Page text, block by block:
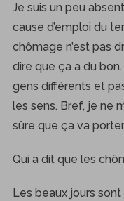
Je suis un peu
cause d’emploi du
chômage n’est pas
dire que ça a du
gens différents et
les sens. Bref, je ne
sûre que ça va
Qui a dit que les
Les beaux jours sont